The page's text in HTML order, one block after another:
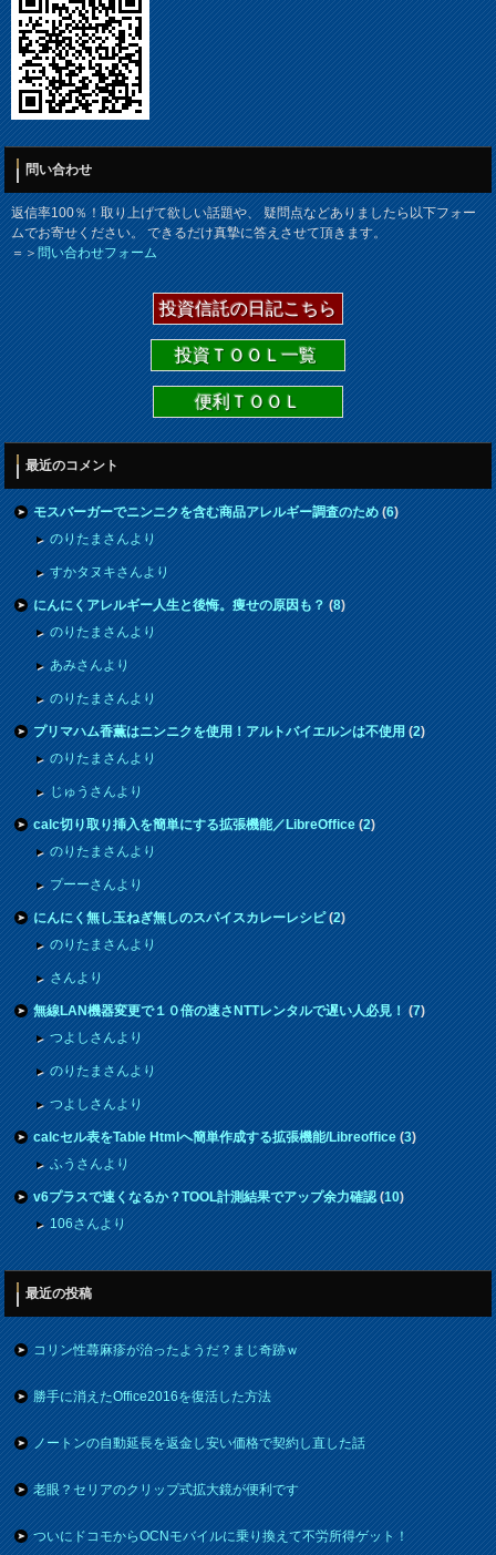
問い合わせ
返信率100％！取り上げて欲しい話題や、 疑問点などありましたら以下フォー
ムでお寄せください。 できるだけ真摯に答えさせて頂きます。
＝＞問い合わせフォーム
投資信託の日記こちら
投資ＴＯＯＬ一覧
便利ＴＯＯＬ
最近のコメント
モスバーガーでニンニクを含む商品アレルギー調査のため(6)
のりたまさんより
すかタヌキさんより
にんにくアレルギー人生と後悔。痩せの原因も？(8)
のりたまさんより
あみさんより
のりたまさんより
プリマハム香薫はニンニクを使用！アルトバイエルンは不使用(2)
のりたまさんより
じゅうさんより
calc切り取り挿入を簡単にする拡張機能／LibreOffice(2)
のりたまさんより
プーーさんより
にんにく無し玉ねぎ無しのスパイスカレーレシピ(2)
のりたまさんより
さんより
無線LAN機器変更で１０倍の速さNTTレンタルで遅い人必見！(7)
つよしさんより
のりたまさんより
つよしさんより
calcセル表をTable Htmlへ簡単作成する拡張機能/Libreoffice(3)
ふうさんより
v6プラスで速くなるか？TOOL計測結果でアップ余力確認(10)
106さんより
最近の投稿
コリン性蕁麻疹が治ったようだ？まじ奇跡ｗ
勝手に消えたOffice2016を復活した方法
ノートンの自動延長を返金し安い価格で契約し直した話
老眼？セリアのクリップ式拡大鏡が便利です
ついにドコモからOCNモバイルに乗り換えて不労所得ゲット！